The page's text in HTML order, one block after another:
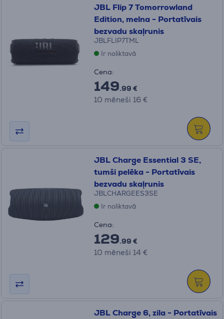
JBL Flip 7 Tomorrowland
Edition, melna - Portatīvais
bezvadu skaļrunis
JBLFLIP7TML
Ir noliktavā
Cena:
149.99 €
10 mēneši 16 €
JBL Charge Essential 3 SE,
tumši pelēka - Portatīvais
bezvadu skaļrunis
JBLCHARGEES3SE
Ir noliktavā
Cena:
129.99 €
10 mēneši 14 €
JBL Charge 6, zila - Portatīvais